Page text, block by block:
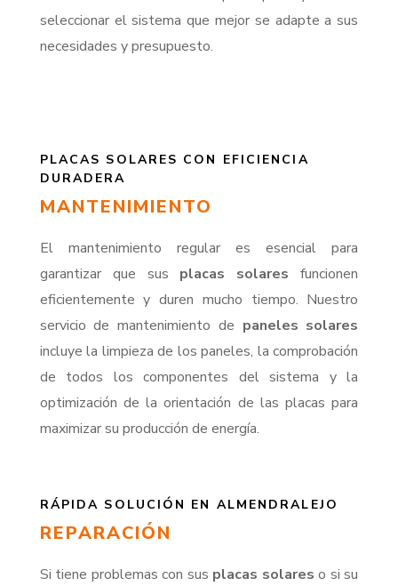
seleccionar el sistema que mejor se adapte a sus
necesidades y presupuesto.
PLACAS SOLARES CON EFICIENCIA
DURADERA
MANTENIMIENTO
El mantenimiento regular es esencial para
garantizar que sus placas solares funcionen
eficientemente y duren mucho tiempo. Nuestro
servicio de mantenimiento de paneles solares
incluye la limpieza de los paneles, la comprobación
de todos los componentes del sistema y la
optimización de la orientación de las placas para
maximizar su producción de energía.
RÁPIDA SOLUCIÓN EN ALMENDRALEJO
REPARACIÓN
Si tiene problemas con sus placas solares o si su